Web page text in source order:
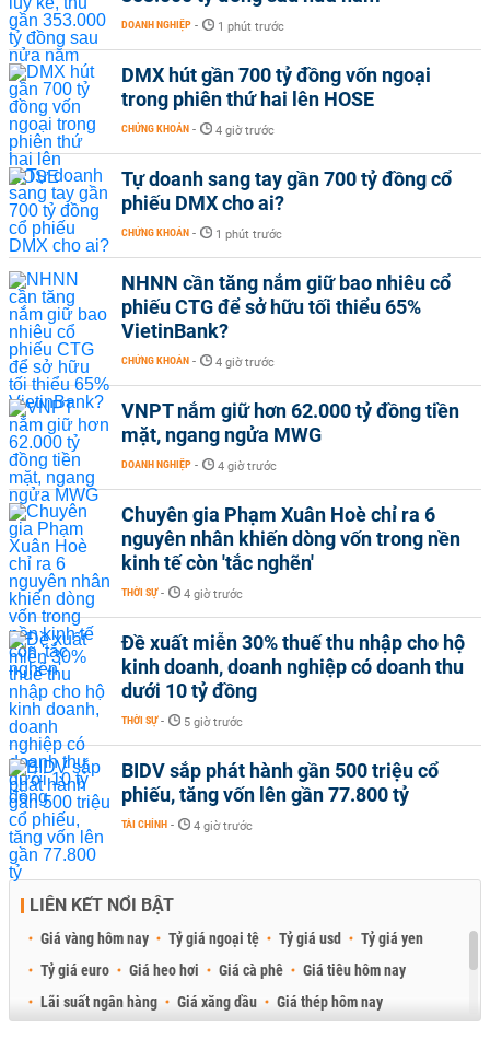
DOANH NGHIỆP - 1 phút trước
DMX hút gần 700 tỷ đồng vốn ngoại
trong phiên thứ hai lên HOSE
CHỨNG KHOÁN - 4 giờ trước
Tự doanh sang tay gần 700 tỷ đồng cổ
phiếu DMX cho ai?
CHỨNG KHOÁN - 1 phút trước
NHNN cần tăng nắm giữ bao nhiêu cổ
phiếu CTG để sở hữu tối thiểu 65%
VietinBank?
CHỨNG KHOÁN - 4 giờ trước
VNPT nắm giữ hơn 62.000 tỷ đồng tiền
mặt, ngang ngửa MWG
DOANH NGHIỆP - 4 giờ trước
Chuyên gia Phạm Xuân Hoè chỉ ra 6
nguyên nhân khiến dòng vốn trong nền
kinh tế còn 'tắc nghẽn'
THỜI SỰ - 4 giờ trước
Đề xuất miễn 30% thuế thu nhập cho hộ
kinh doanh, doanh nghiệp có doanh thu
dưới 10 tỷ đồng
THỜI SỰ - 5 giờ trước
BIDV sắp phát hành gần 500 triệu cổ
phiếu, tăng vốn lên gần 77.800 tỷ
TÀI CHÍNH - 4 giờ trước
LIÊN KẾT NỔI BẬT
Giá vàng hôm nay Tỷ giá ngoại tệ Tỷ giá usd
Tỷ giá yen
Tỷ giá euro
Giá heo hơi Giá cà phê
Giá tiêu hôm nay
Lãi suất ngân hàng
Giá xăng dầu
Giá thép hôm nay